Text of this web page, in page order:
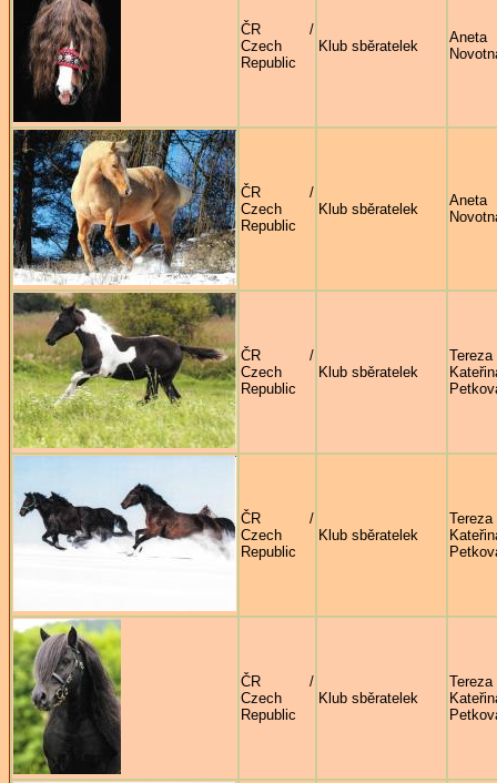
ČR /
Czech
Republic
Klub sběratelek
Aneta
ČR /
Czech
Republic
Klub sběratelek
Aneta
ČR /
Czech
Republic
Klub sběratelek
Tereza
ČR /
Czech
Republic
Klub sběratelek
Tereza
ČR /
Czech
Republic
Klub sběratelek
Tereza